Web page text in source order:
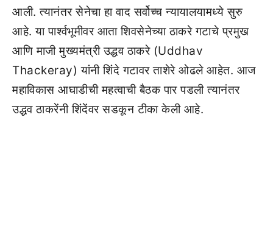
आली. त्यानंतर सेनेचा हा वाद सर्वोच्च न्यायालयामध्ये सुरु
आहे. या पार्श्वभूमीवर आता शिवसेनेच्या ठाकरे गटाचे प्रमुख
आणि माजी मुख्यमंत्री उद्धव ठाकरे (Uddhav
Thackeray) यांनी शिंदे गटावर ताशेरे ओढले आहेत. आज
महाविकास आघाडीची महत्वाची बैठक पार पडली त्यानंतर
उद्धव ठाकरेंनी शिंदेंवर सडकून टीका केली आहे.